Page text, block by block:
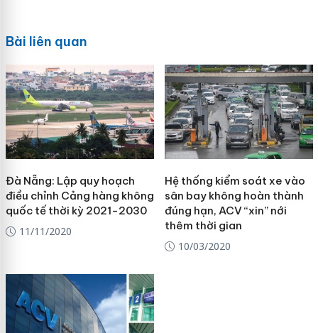
Bài liên quan
Đà Nẵng: Lập quy hoạch
điều chỉnh Cảng hàng không
quốc tế thời kỳ 2021-2030
11/11/2020
Hệ thống kiểm soát xe vào
sân bay không hoàn thành
đúng hạn, ACV “xin” nới
thêm thời gian
10/03/2020